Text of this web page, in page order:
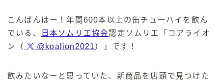
サントリー
ー196℃ ストロングゼロ
ー196℃ ザ・まるごと
こんばんはー！年間600本以上の缶チューハイを飲ん
でいる、
日本ソムリエ協会認定ソムリエ「コアライオ
ン（
@koalion2021）」です！
飲みたいなーと思っていた、新商品を店頭で見つけた